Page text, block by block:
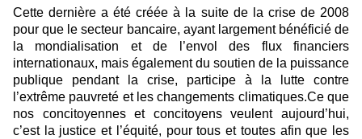
Cette dernière a été créée à la suite de la crise de 2008
pour que le secteur bancaire, ayant largement bénéficié de
la mondialisation et de l’envol des flux financiers
internationaux, mais également du soutien de la puissance
publique pendant la crise, participe à la lutte contre
l’extrême pauvreté et les changements climatiques.Ce que
nos concitoyennes et concitoyens veulent aujourd’hui,
c’est la justice et l’équité, pour tous et toutes afin que les